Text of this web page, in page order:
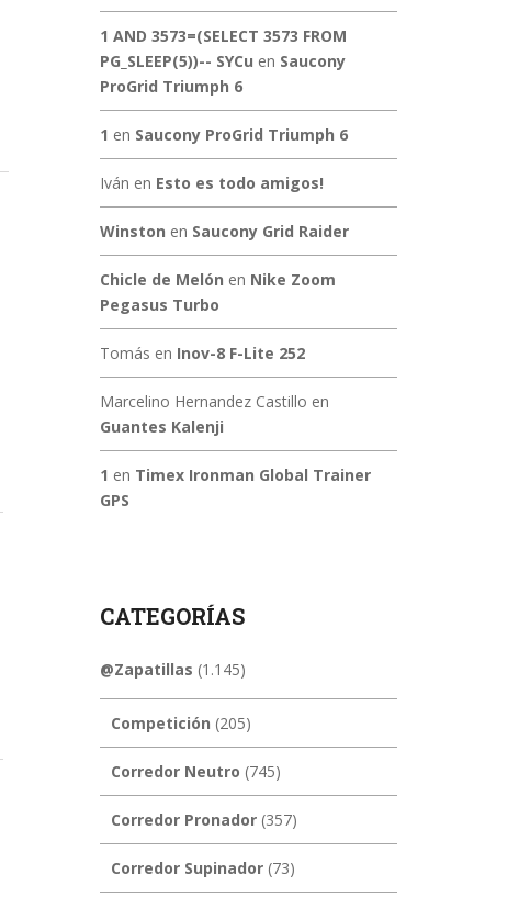
1 AND 3573=(SELECT 3573 FROM
PG_SLEEP(5))-- SYCu en Saucony
ProGrid Triumph 6
1 en Saucony ProGrid Triumph 6
Iván en Esto es todo amigos!
Winston en Saucony Grid Raider
Chicle de Melón en Nike Zoom
Pegasus Turbo
Tomás en Inov-8 F-Lite 252
Marcelino Hernandez Castillo en
Guantes Kalenji
1 en Timex Ironman Global Trainer
GPS
CATEGORÍAS
@Zapatillas (1.145)
Competición (205)
Corredor Neutro (745)
Corredor Pronador(357)
Corredor Supinador(73)